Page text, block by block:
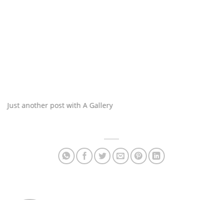
Just another post with A Gallery